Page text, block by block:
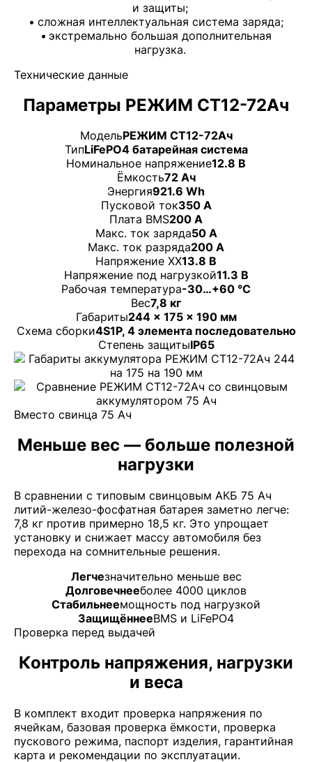
и защиты;
сложная интеллектуальная система заряда;
экстремально большая дополнительная
нагрузка.
Технические данные
Параметры РЕЖИМ СТ12-72Ач
МодельРЕЖИМ СТ12-72Ач
ТипLiFePO4 батарейная система
Номинальное напряжение12.8 В
Ёмкость72 Ач
Энергия921.6 Wh
Пусковой ток350 А
Плата BMS200 А
Макс. ток заряда50 А
Макс. ток разряда200 А
Напряжение ХХ13.8 В
Напряжение под нагрузкой11.3 В
Рабочая температура-30…+60 °C
Вес7,8 кг
Габариты244 × 175 × 190 мм
Схема сборки4S1P, 4 элемента последовательно
Степень защитыIP65
Вместо свинца 75 Ач
Меньше вес — больше полезной
нагрузки
В сравнении с типовым свинцовым АКБ 75 Ач
литий-железо-фосфатная батарея заметно легче:
7,8 кг против примерно 18,5 кг. Это упрощает
установку и снижает массу автомобиля без
перехода на сомнительные решения.
Легчезначительно меньше вес
Долговечнееболее 4000 циклов
Стабильнеемощность под нагрузкой
ЗащищённееBMS и LiFePO4
Проверка перед выдачей
Контроль напряжения, нагрузки
и веса
В комплект входит проверка напряжения по
ячейкам, базовая проверка ёмкости, проверка
пускового режима, паспорт изделия, гарантийная
карта и рекомендации по эксплуатации.